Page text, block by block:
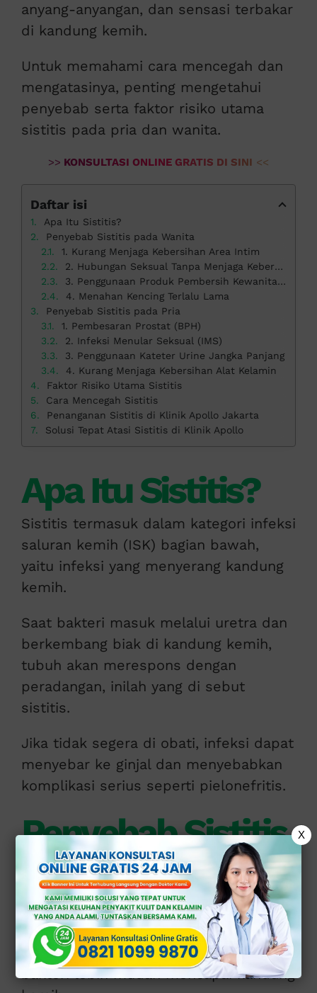
anyang-anyangan, dan sensasi terbakar
di kandung kemih.
Untuk memahami cara mencegah dan
mengatasinya, penting mengetahui
penyebab serta faktor risiko utama
sistitis pada pria dan wanita.
>> KONSULTASI ONLINE GRATIS DI SINI <<
Daftar isi
Apa Itu Sistitis?
Penyebab Sistitis pada Wanita
1. Kurang Menjaga Kebersihan Area Intim
2. Hubungan Seksual Tanpa Menjaga Kebersihan
3. Penggunaan Produk Pembersih Kewanitaan yang Keras
4. Menahan Kencing Terlalu Lama
Penyebab Sistitis pada Pria
1. Pembesaran Prostat (BPH)
2. Infeksi Menular Seksual (IMS)
3. Penggunaan Kateter Urine Jangka Panjang
4. Kurang Menjaga Kebersihan Alat Kelamin
Faktor Risiko Utama Sistitis
Cara Mencegah Sistitis
Penanganan Sistitis di Klinik Apollo Jakarta
Solusi Tepat Atasi Sistitis di Klinik Apollo
Apa Itu Sistitis?
Sistitis termasuk dalam kategori infeksi
saluran kemih (ISK) bagian bawah,
yaitu infeksi yang menyerang kandung
kemih.
Saat bakteri masuk melalui uretra dan
berkembang biak di kandung kemih,
tubuh akan merespons dengan
peradangan, inilah yang di sebut
sistitis.
Jika tidak segera di obati, infeksi dapat
menyebar ke ginjal dan menyebabkan
komplikasi serius seperti pielonefritis.
Penyebab Sistitis
pada Wanita
Wanita lebih rentan terkena sistitis di
banding pria karena uretra (saluran
kencing) wanita lebih pendek, sehingga
bakteri lebih mudah mencapai kandung
X